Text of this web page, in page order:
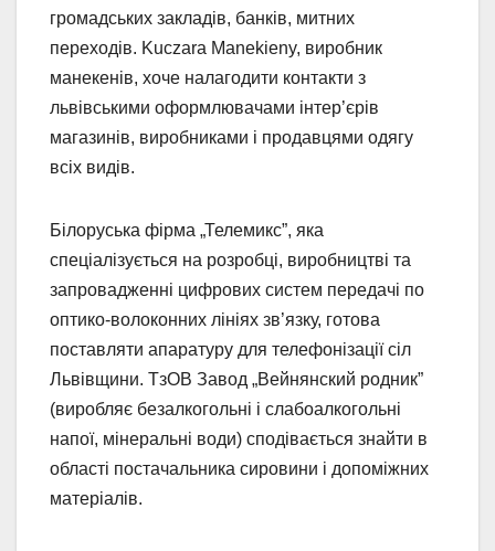
громадських закладів, банків, митних
переходів. Kuczara Manekieny, виробник
манекенів, хоче налагодити контакти з
львівськими оформлювачами інтер’єрів
магазинів, виробниками і продавцями одягу
всіх видів.
Білоруська фірма „Телемикс”, яка
спеціалізується на розробці, виробництві та
запровадженні цифрових систем передачі по
оптико-волоконних лініях зв’язку, готова
поставляти апаратуру для телефонізації сіл
Львівщини. ТзОВ Завод „Вейнянский родник”
(виробляє безалкогольні і слабоалкогольні
напої, мінеральні води) сподівається знайти в
області постачальника сировини і допоміжних
матеріалів.